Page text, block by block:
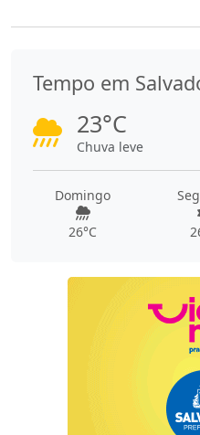
Tempo em
23°C
Chuva leve
Domingo
26°C